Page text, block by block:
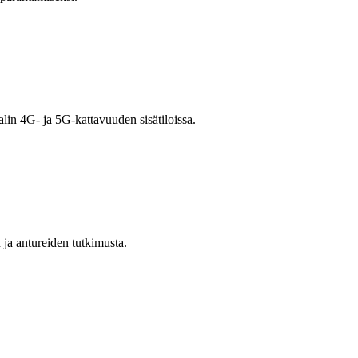
4G- ja 5G-kattavuuden sisätiloissa.
antureiden tutkimusta.